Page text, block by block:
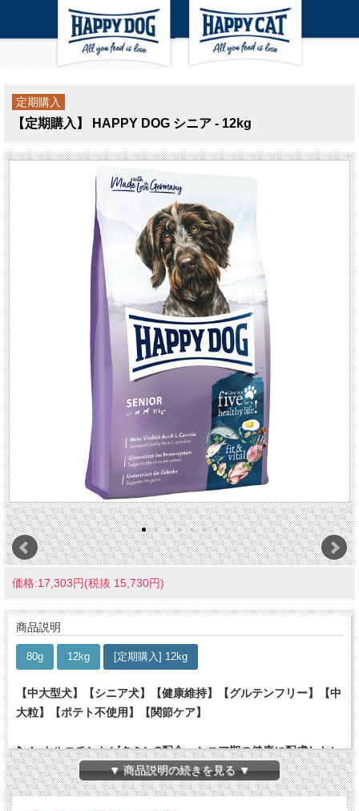
定期購入
【定期購入】 HAPPY DOG シニア - 12kg
価格:17,303円(税抜 15,730円)
商品説明
80g 12kg [定期購入] 12kg
【中大型犬】【シニア犬】【健康維持】【グルテンフリー】【中
大粒】【ポテト不使用】【関節ケア】
▶ L-カルニチンとビタミンC配合、シニア期の健康に配慮したレ
シピ
▶ 体重11kg以上の中大型犬用
▼ 商品説明の続きを見る ▼